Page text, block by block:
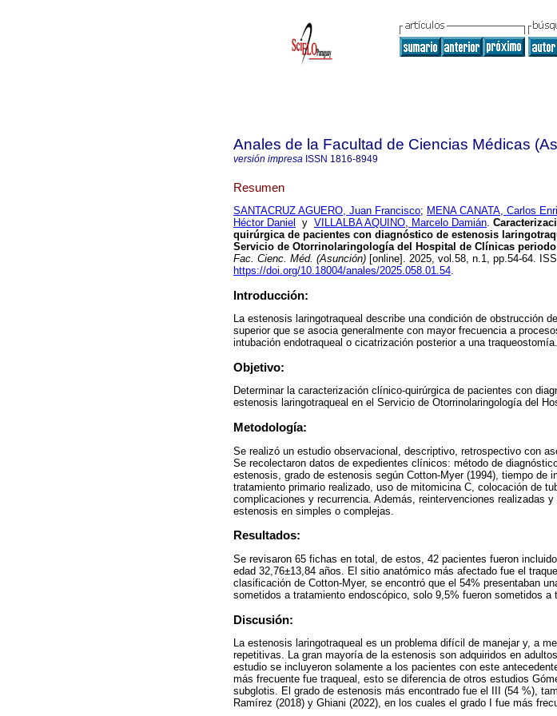
Anales de la Facultad de Ciencias Médicas
versión impresa ISSN 1816-8949
Resumen
SANTACRUZ AGUERO, Juan Francisco; MENA CANATA, Carlos
Héctor Daniel
y VILLALBA AQUINO, Marcelo Damián.
quirúrgica de pacientes con diagnóstico de estenosis
Servicio de Otorrinolaringología del Hospital de Clínicas periodo
Fac. Cienc. Méd. (Asunción) [online]. 2025, vol.58, n.1, pp.54-64.
https://doi.org/10.18004/anales/2025.058.01.54.
Introducción:
La estenosis laringotraqueal describe una condición de obstrucción
superior que se asocia generalmente con mayor frecuencia a
intubación endotraqueal o cicatrización posterior a una traqueostomía.
Objetivo:
Determinar la caracterización clínico-quirúrgica de pacientes con
estenosis laringotraqueal en el Servicio de Otorrinolaringología del
Metodología:
Se realizó un estudio observacional, descriptivo, retrospectivo con
Se recolectaron datos de expedientes clínicos: método de
estenosis, grado de estenosis según Cotton-Myer (1994), tiempo de
tratamiento primario realizado, uso de mitomicina C, colocación de
complicaciones y recurrencia. Además, reintervenciones realizadas
estenosis en simples o complejas.
Resultados:
Se revisaron 65 fichas en total, de estos, 42 pacientes fueron
edad 32,76±13,84 años. El sitio anatómico más afectado fue el
clasificación de Cotton-Myer, se encontró que el 54% presentaban
sometidos a tratamiento endoscópico, solo 9,5% fueron sometidos a
Discusión:
La estenosis laringotraqueal es un problema difícil de manejar y, a
repetitivas. La gran mayoría de la estenosis son adquiridos en
estudio se incluyeron solamente a los pacientes con este
más frecuente fue traqueal, esto se diferencia de otros estudios
subglotis. El grado de estenosis más encontrado fue el III (54 %),
Ramírez (2018) y Ghiani (2022), en los cuales el grado I fue más